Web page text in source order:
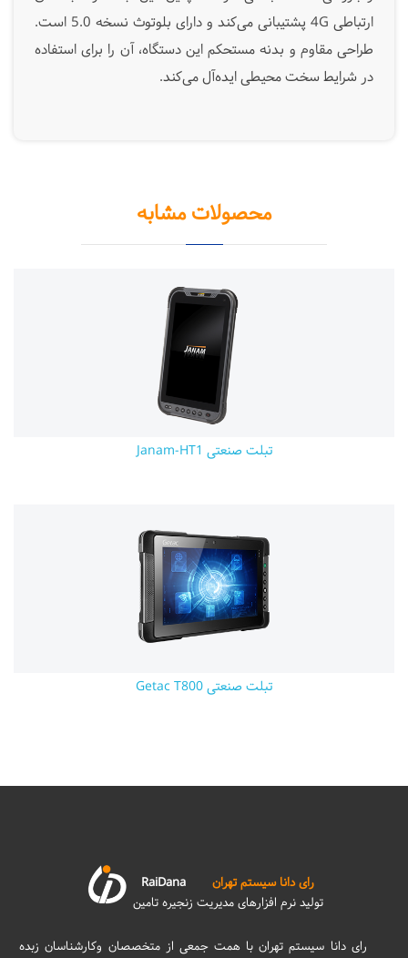
ارتباطی 4G پشتیبانی می‌کند و دارای بلوتوث نسخه 5.0 است.
طراحی مقاوم و بدنه مستحکم این دستگاه، آن را برای استفاده
در شرایط سخت محیطی ایده‌آل می‌کند.
محصولات مشابه
تبلت صنعتی Janam-HT1
تبلت صنعتی Getac T800
رای دانا سیستم تهران
RaiDana
تولید نرم افزارهای مدیریت زنجیره تامین
رای دانا سیستم تهران با همت جمعی از متخصصان وکارشناسان زبده